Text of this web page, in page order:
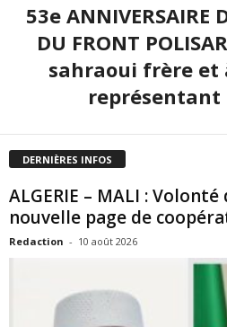
53e ANNIVERSAIRE
DU FRONT
sahraoui frère et
DERNIÈRES INFOS
ALGERIE – MALI : Volonté
nouvelle page de
Redaction - 10 août 2026